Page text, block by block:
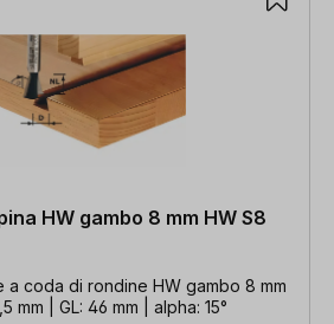
HW gambo 8 mm HW S8
a coda di rondine HW gambo 8 mm
mm | GL: 46 mm | alpha: 15°